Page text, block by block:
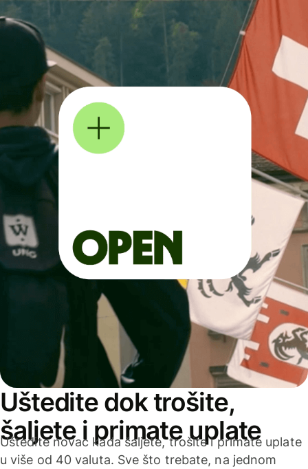
Uštedite dok trošite,
šaljete i primate uplate
Uštedite novac kada šaljete, trošite i primate uplate
u više od 40 valuta. Sve što trebate, na jednom